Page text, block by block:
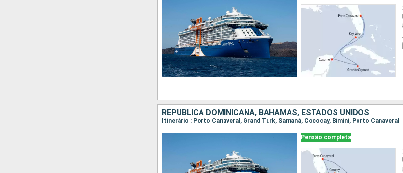
REPUBLICA DOMINICANA, BAHAMAS, ESTADOS UNIDOS
Itinerário : Porto Canaveral, Grand Turk, Samaná, Cococay, Bimini, Porto Canaveral
Pensão completa